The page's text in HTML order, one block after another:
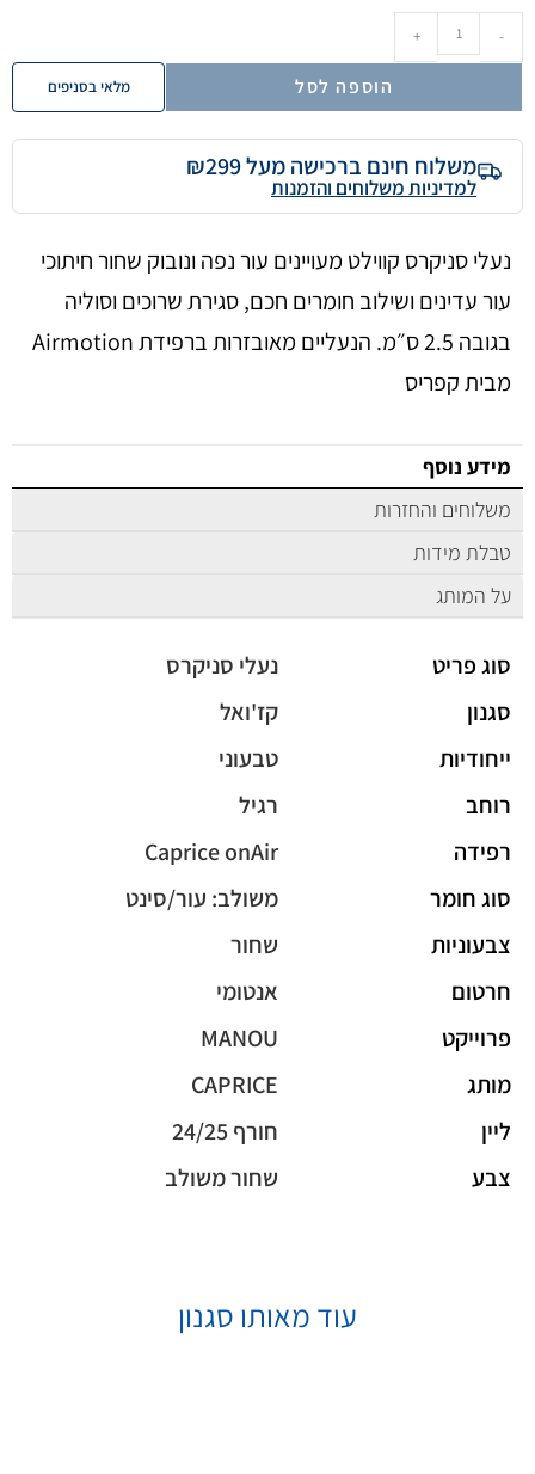
-
+
הוספה לסל מלאי בסניפים
משלוח חינם ברכישה מעל ₪299
למדיניות משלוחים והזמנות
נעלי סניקרס קווילט מעויינים עור נפה ונובוק שחור חיתוכי
עור עדינים ושילוב חומרים חכם, סגירת שרוכים וסוליה
בגובה 2.5 ס״מ. הנעליים מאובזרות ברפידת Airmotion
מבית קפריס
מידע נוסף
משלוחים והחזרות
טבלת מידות
על המותג
סוג פריט
נעלי סניקרס
סגנון
קז'ואל
ייחודיות
טבעוני
רוחב
רגיל
רפידה
Caprice onAir
סוג חומר
משולב: עור/סינט
צבעוניות
שחור
חרטום
אנטומי
פרוייקט
MANOU
מותג
CAPRICE
ליין
חורף 24/25
צבע
שחור משולב
עוד מאותו סגנון